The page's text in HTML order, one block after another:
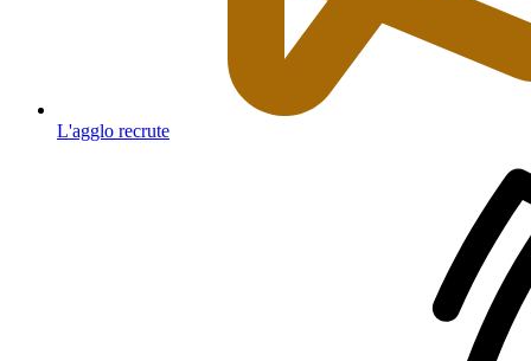
L'agglo recrute